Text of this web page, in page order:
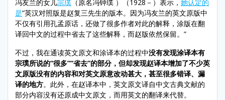
冯友兰的女儿宗璞 （原名冯钟璞 ）（1928－）表示， 她认定的
是“英汉对照版是赵复三先生的版本。因为冯友兰的英文原版中
不仅有引用孔孟原话，还做了很多作者对此的解释，涂版在翻
译回中文的过程中省去了这些解释，而赵版依然保留。”
不过，我在通读英文原文和涂译本的过程中没有发现涂译本有
宗璞所说的“很多”“省去”的部分，但却发现赵译本增加了不少英
文原版没有的内容和对英文原意改动甚大，甚至很多错译、漏
译的地方。此外，在赵译本中，英文原文译自中文古典文献的
部分内容没有还原成中文原文，而用英文的翻译来代替。